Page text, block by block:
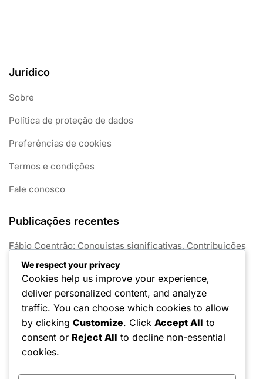
Jurídico
Sobre
Política de proteção de dados
Preferências de cookies
Termos e condições
Fale conosco
Publicações recentes
Fábio Coentrão: Conquistas significativas, Contribuições
Bruno Fernandes: Impacto internacional recente,
desempenhos no Euro, legado
João Félix: Desempenhos internacionais recentes,
contribuições no Euro, legado
José Mourinho: Educação, Início de carreira, Desafios
We respect your privacy
Cookies help us improve your experience,
deliver personalized content, and analyze
traffic. You can choose which cookies to allow
by clicking Customize. Click Accept All to
consent or Reject All to decline non-essential
cookies.